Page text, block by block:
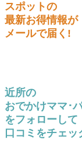
スポットの
最新お得情報が
メールで届く!
近所の
おでかけママ･
をフォローして
口コミをチェッ